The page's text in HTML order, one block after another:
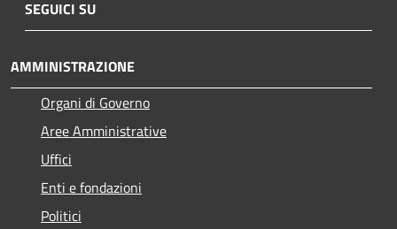
SEGUICI SU
AMMINISTRAZIONE
Organi di Governo
Aree Amministrative
Uffici
Enti e fondazioni
Politici